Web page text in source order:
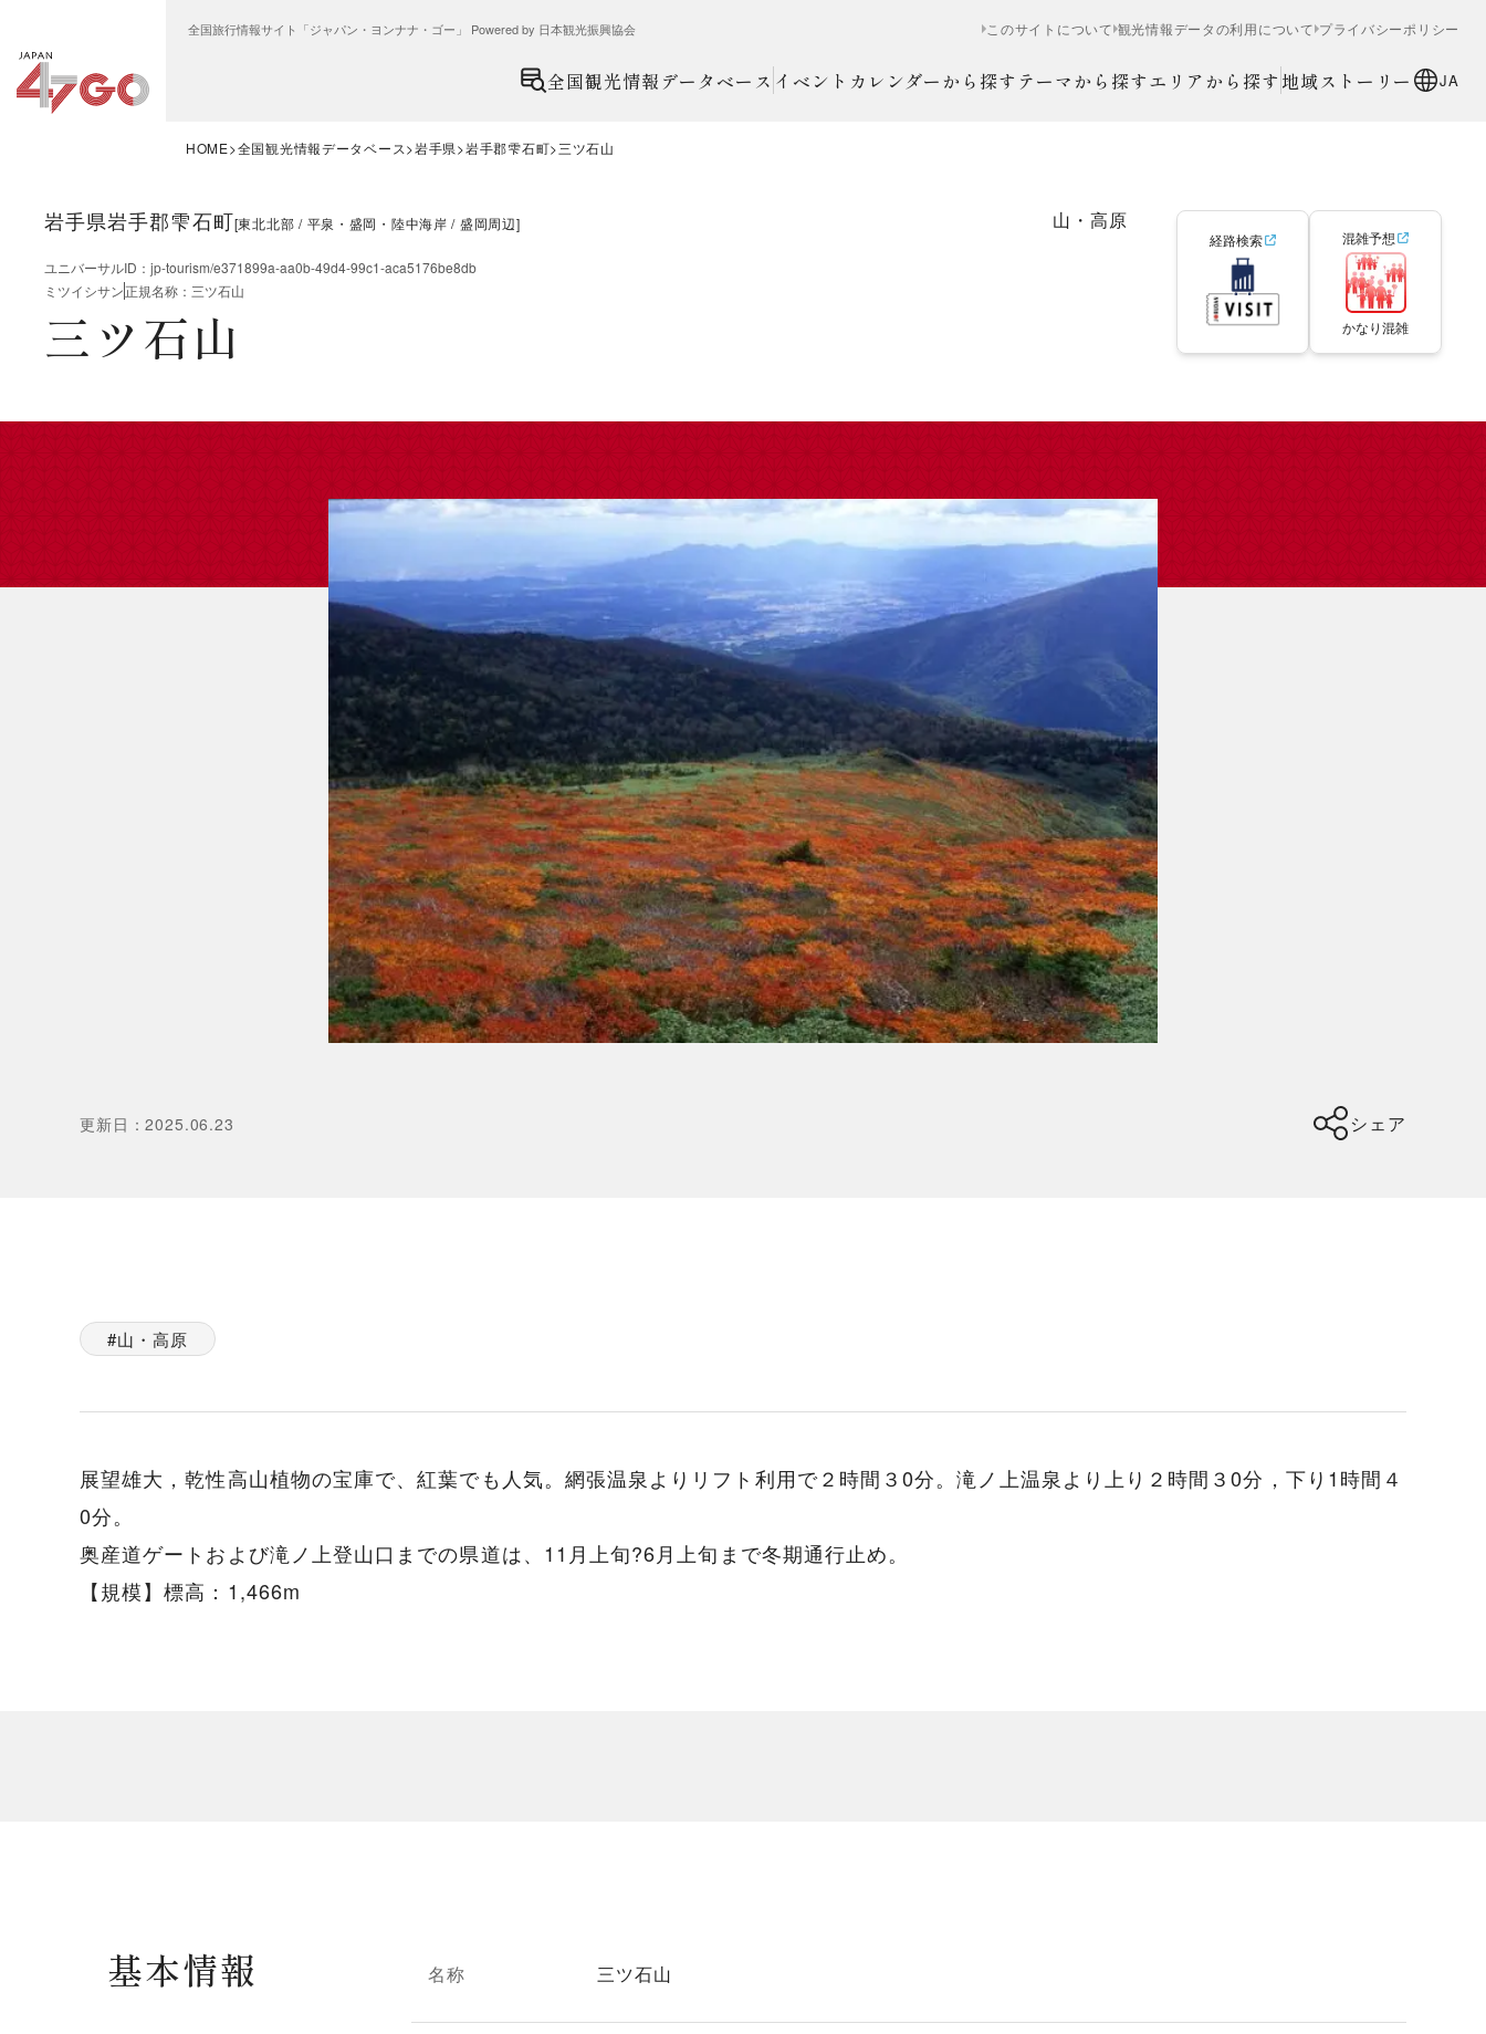
全国旅行情報サイト「ジャパン・ヨンナナ・ゴー」 Powered by 日本観光振興協会 このサイトについて 観光情報データの利用について プライバシーポリシー
全国観光情報データベース イベントカレンダーから探す テーマから探すエリアから探す 地域ストーリー JA
HOME 全国観光情報データベース 岩手県 岩手郡雫石町 三ツ石山
岩手県岩手郡雫石町[東北北部 平泉・盛岡・陸中海岸 盛岡周辺] 山・高原
ユニバーサルID ： jp-tourism/e371899a-aa0b-49d4-99c1-aca5176be8db
ミツイシサン正規名称 ： 三ツ石山
三ツ石山
経路検索 混雑予想
かなり混雑
更新日 ：2025.06.23 シェア
山・高原
展望雄大，乾性高山植物の宝庫で、紅葉でも人気。網張温泉よりリフト利用で２時間３0分。滝ノ上温泉より上り２時間３0分，下り1時間４
0分。
奥産道ゲートおよび滝ノ上登山口までの県道は、11月上旬?6月上旬まで冬期通行止め。
【規模】標高：1,466m
基本情報 名称 三ツ石山